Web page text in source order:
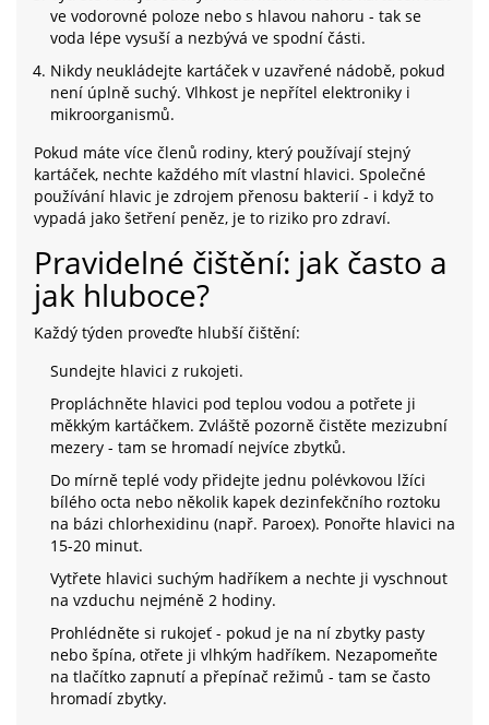
ve vodorovné poloze nebo s hlavou nahoru - tak se
voda lépe vysuší a nezbývá ve spodní části.
Nikdy neukládejte kartáček v uzavřené nádobě, pokud
není úplně suchý. Vlhkost je nepřítel elektroniky i
mikroorganismů.
Pokud máte více členů rodiny, který používají stejný
kartáček, nechte každého mít vlastní hlavici. Společné
používání hlavic je zdrojem přenosu bakterií - i když to
vypadá jako šetření peněz, je to riziko pro zdraví.
Pravidelné čištění: jak často a
jak hluboce?
Každý týden proveďte hlubší čištění:
Sundejte hlavici z rukojeti.
Propláchněte hlavici pod teplou vodou a potřete ji
měkkým kartáčkem. Zvláště pozorně čistěte mezizubní
mezery - tam se hromadí nejvíce zbytků.
Do mírně teplé vody přidejte jednu polévkovou lžíci
bílého octa nebo několik kapek dezinfekčního roztoku
na bázi chlorhexidinu (např. Paroex). Ponořte hlavici na
15-20 minut.
Vytřete hlavici suchým hadříkem a nechte ji vyschnout
na vzduchu nejméně 2 hodiny.
Prohlédněte si rukojeť - pokud je na ní zbytky pasty
nebo špína, otřete ji vlhkým hadříkem. Nezapomeňte
na tlačítko zapnutí a přepínač režimů - tam se často
hromadí zbytky.